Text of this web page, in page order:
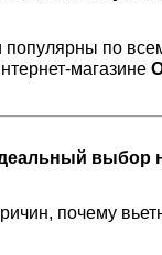
популярны по
магазине
выбор
почему